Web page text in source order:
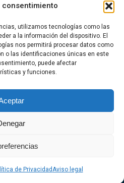
consentimiento
utilizamos tecnologías como las
a la información del dispositivo. El
nos permitirá procesar datos como
o las identificaciones únicas en este
puede afectar
y funciones.
de PrivacidadAviso legal
@optimfred_
·Política de Cookies